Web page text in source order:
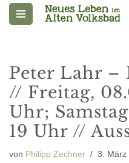
Peter Lahr –
// Freitag,
Uhr;
19 Uhr //
von Philipp Zechner
3. März